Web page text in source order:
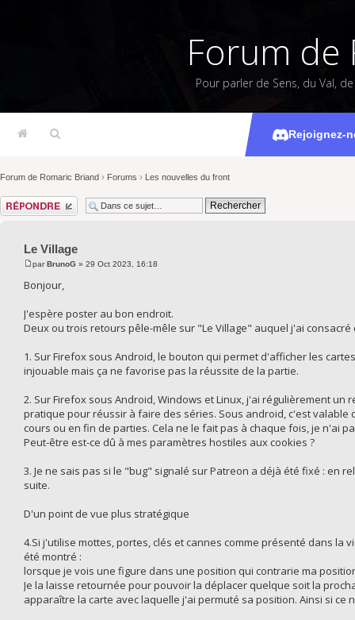
Forum de
Pour parler de Sens, du Val,
Rejoignez-
Forum de Romaric Briand › Forums › Les nouvelles du front
Répondre
Le Village
parBrunoG » 29 Oct 2023, 16:18
Bonjour,
J'espère poster au bon endroit.
Deux ou trois retours pêle-mêle sur "Le Village" auquel j'ai
1. Sur Firefox sous Android, le bouton qui permet d'afficher les
injouable mais ça ne favorise pas la réussite de la partie.
2. Sur Firefox sous Android, Windows et Linux, j'ai régulièrement
pratique pour réussir à faire des séries. Sous android, c'est
cours ou en fin de parties. Cela ne le fait pas à chaque fois, je n'ai
Peut-être est-ce dû à mes paramètres hostiles aux cookies ?
3. Je ne sais pas si le "bug" signalé sur Patreon a déjà été fixé : en
suite.
D'un point de vue plus stratégique
4.Si j'utilise mottes, portes, clés et cannes comme présenté dans
été montré :
lorsque je vois une figure dans une position qui contrarie ma
Je la laisse retournée pour pouvoir la déplacer quelque soit la
apparaître la carte avec laquelle j'ai permuté sa position. Ainsi si